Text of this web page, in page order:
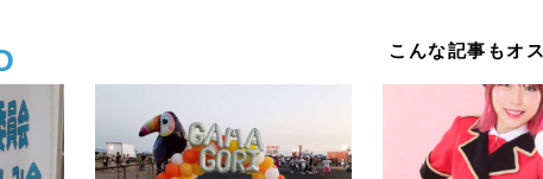
こんな記事もオ